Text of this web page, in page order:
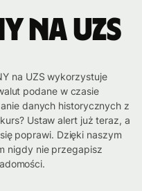
na UZS
na UZS wykorzystuje
podane w czasie
danych historycznych z
Ustaw alert już teraz, a
poprawi. Dzięki naszym
nigdy nie przegapisz